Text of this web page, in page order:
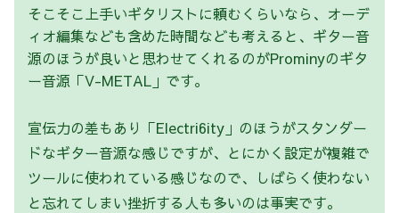
そこそこ上手いギタリストに頼むくらいなら、オーデ
ィオ編集なども含めた時間なども考えると、ギター音
源のほうが良いと思わせてくれるのがProminyのギタ
ー音源「V-METAL」です。
宣伝力の差もあり「Electri6ity」のほうがスタンダー
ドなギター音源な感じですが、とにかく設定が複雑で
ツールに使われている感じなので、しばらく使わない
と忘れてしまい挫折する人も多いのは事実です。